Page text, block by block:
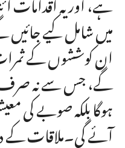
میں شامل کیے
ان کوششوں کے
گے، جس سے نہ صرف
ہوگا بلکہ صوبے کی
آئے گی۔ملاقات کے